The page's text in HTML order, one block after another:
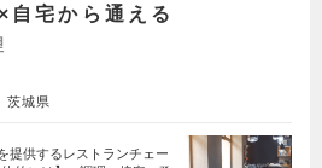
宅から通える
茨城県
提供するレストランチェー